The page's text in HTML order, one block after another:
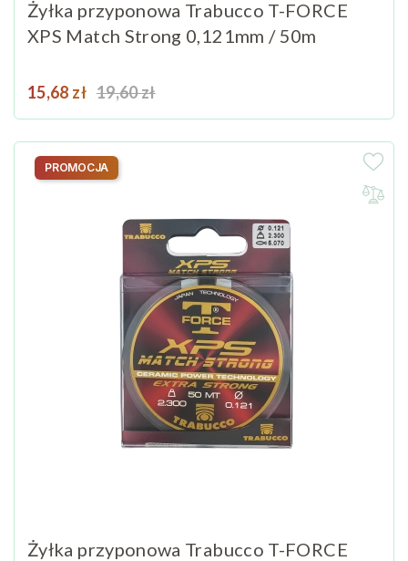
Żyłka przyponowa Trabucco T-FORCE
XPS Match Strong 0,121mm / 50m
Cena
15,68 zł Cena podstawowa
19,60 zł
Żyłka przyponowa Trabucco T-FORCE
PROMOCJA